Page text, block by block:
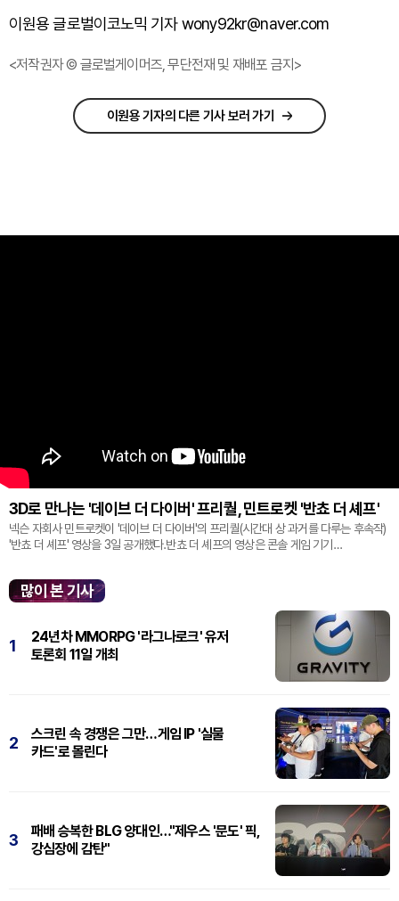
이원용 글로벌이코노믹 기자 wony92kr@naver.com
<저작권자 © 글로벌게이머즈, 무단전재 및 재배포 금지>
이원용 기자의 다른 기사 보러 가기
3D로 만나는 '데이브 더 다이버' 프리퀄, 민트로켓 '반쵸 더 셰프'
넥슨 자회사 민트로켓이 '데이브 더 다이버'의 프리퀄(시간대 상 과거를 다루는 후속작)
'반쵸 더 셰프' 영상을 3일 공개했다.반쵸 더 셰프의 영상은 콘솔 게임 기기
많이 본 기사
1
24년차 MMORPG '라그나로크' 유저
토론회 11일 개최
2
스크린 속 경쟁은 그만…게임 IP '실물
카드'로 몰린다
3
패배 승복한 BLG 양대인…"제우스 '문도' 픽,
강심장에 감탄"